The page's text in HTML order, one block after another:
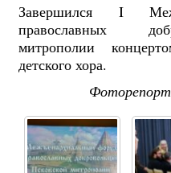
Завершился I
православных
митрополии
детского хора.